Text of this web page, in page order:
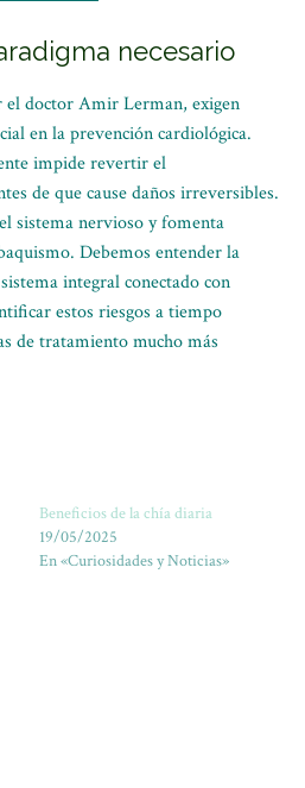
necesario
el doctor Amir Lerman, exigen
en la prevención cardiológica.
impide revertir el
de que cause daños irreversibles.
sistema nervioso y fomenta
Debemos entender la
integral conectado con
estos riesgos a tiempo
de tratamiento mucho más
Beneficios de la chía diaria
19/05/2025
En «Curiosidades y Noticias»